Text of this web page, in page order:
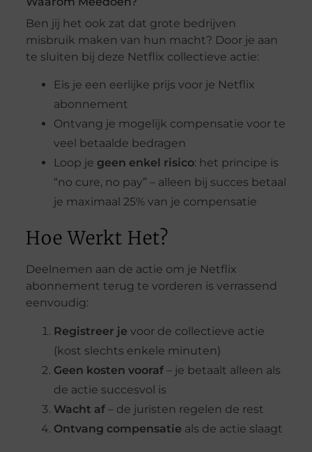
Ben jij het ook zat dat grote bedrijven
misbruik maken van hun macht? Door je aan
te sluiten bij deze Netflix collectieve actie:
Eis je een eerlijke prijs voor je Netflix
abonnement
Ontvang je mogelijk compensatie voor te
veel betaalde bedragen
Loop je geen enkel risico: het principe is
“no cure, no pay” – alleen bij succes betaal
je maximaal 25% van je compensatie
Hoe Werkt Het?
Deelnemen aan de actie om je Netflix
abonnement terug te vorderen is verrassend
eenvoudig:
Registreer je voor de collectieve actie
(kost slechts enkele minuten)
Geen kosten vooraf– je betaalt alleen als
de actie succesvol is
Wacht af– de juristen regelen de rest
Ontvang compensatie als de actie slaagt